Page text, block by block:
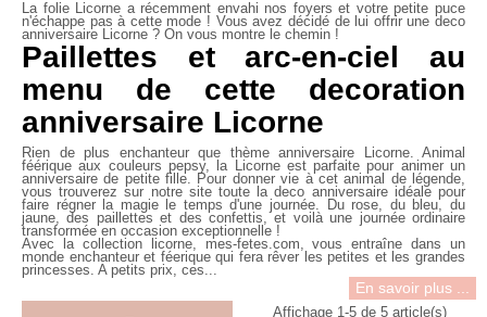
La folie Licorne a récemment envahi nos foyers et votre petite puce
n'échappe pas à cette mode ! Vous avez décidé de lui offrir une deco
anniversaire Licorne ? On vous montre le chemin !
Paillettes et arc-en-ciel au
menu de cette decoration
anniversaire Licorne
Rien de plus enchanteur que thème anniversaire Licorne. Animal
féérique aux couleurs pepsy, la Licorne est parfaite pour animer un
anniversaire de petite fille. Pour donner vie à cet animal de légende,
vous trouverez sur notre site toute la deco anniversaire idéale pour
faire régner la magie le temps d'une journée. Du rose, du bleu, du
jaune, des paillettes et des confettis, et voilà une journée ordinaire
transformée en occasion exceptionnelle !
Avec la collection licorne, mes-fetes.com, vous entraîne dans un
monde enchanteur et féerique qui fera rêver les petites et les grandes
princesses. A petits prix, ces...
En savoir plus ...
Affichage 1-5 de 5 article(s)